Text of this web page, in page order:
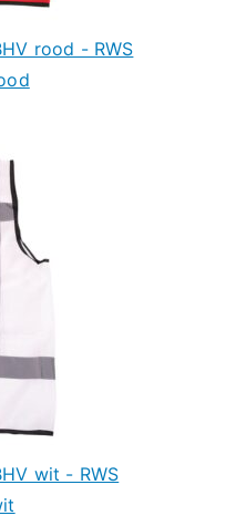
rood - RWS
wit - RWS